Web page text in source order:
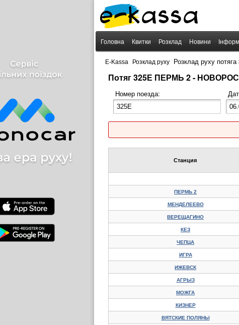
Головна Квитки Розклад Новини
E-Kassa Розклад руху Розклад руху
Потяг 325Е ПЕРМЬ 2 -
Номер поезда:
Станция
ПЕРМЬ 2
МЕНДЕЛЕЕВО
ВЕРЕЩАГИНО
КЕЗ
ЧЕПЦА
ИГРА
ИЖЕВСК
АГРЫЗ
МОЖГА
КИЗНЕР
ВЯТСКИЕ ПОЛЯНЫ